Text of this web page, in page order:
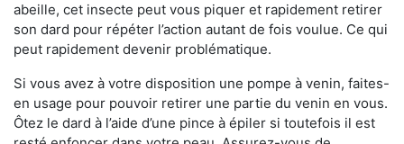
abeille, cet insecte peut vous piquer et rapidement retirer
son dard pour répéter l’action autant de fois voulue. Ce qui
peut rapidement devenir problématique.
Si vous avez à votre disposition une pompe à venin, faites-
en usage pour pouvoir retirer une partie du venin en vous.
Ôtez le dard à l’aide d’une pince à épiler si toutefois il est